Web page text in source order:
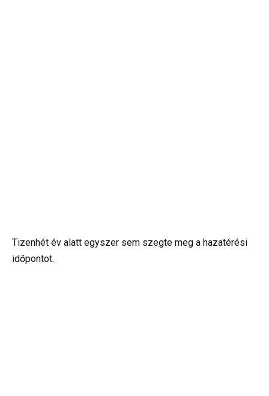
Tizenhét év alatt egyszer sem szegte meg a hazatérési
időpontot.